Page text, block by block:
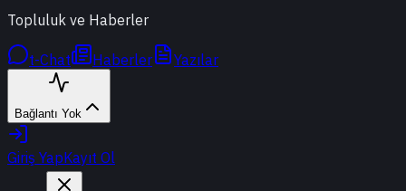
Topluluk ve Haberler
t-Chat Haberler Yazılar
Bağlantı Yok
Giriş YapKayıt Ol